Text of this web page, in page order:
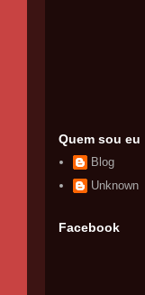
Quem sou eu
Blog
Unknown
Facebook